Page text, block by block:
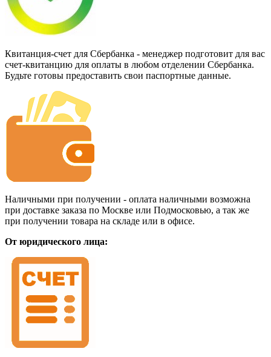
Квитанция-счет для Сбербанка - менеджер подготовит для вас
счет-квитанцию для оплаты в любом отделении Сбербанка.
Будьте готовы предоставить свои паспортные данные.
Наличными при получении - оплата наличными возможна
при доставке заказа по Москве или Подмосковью, а так же
при получении товара на складе или в офисе.
От юридического лица: